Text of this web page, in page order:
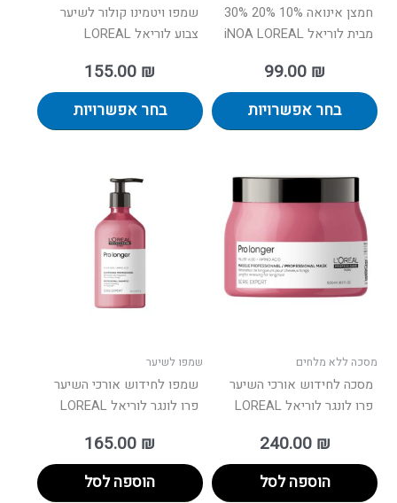
חמצן אינואה 10% 20% 30%
מבית לוריאל iNOA LOREAL
99.00 ₪
בחר אפשרויות
שמפו ויטמינו קולור לשיער
צבוע לוריאל LOREAL
155.00 ₪
בחר אפשרויות
מסכה ללא מלחים
מסכה לחידוש אורכי השיער
פרו לונגר לוריאל LOREAL
240.00 ₪
הוספה לסל
שמפו לשיער
שמפו לחידוש אורכי השיער
פרו לונגר לוריאל LOREAL
165.00 ₪
הוספה לסל